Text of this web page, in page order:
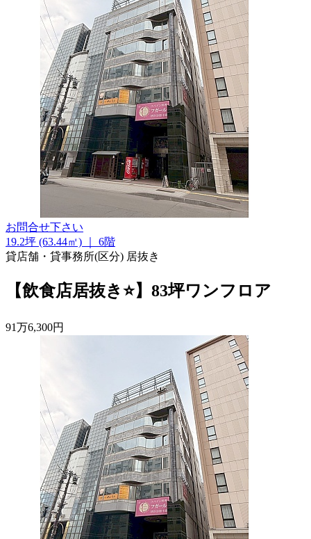
お問合せ下さい
19.2坪 (63.44㎡)
6階
貸店舗・貸事務所(区分) 居抜き
【飲食店居抜き⭐】83坪ワンフロア
91万6,300円